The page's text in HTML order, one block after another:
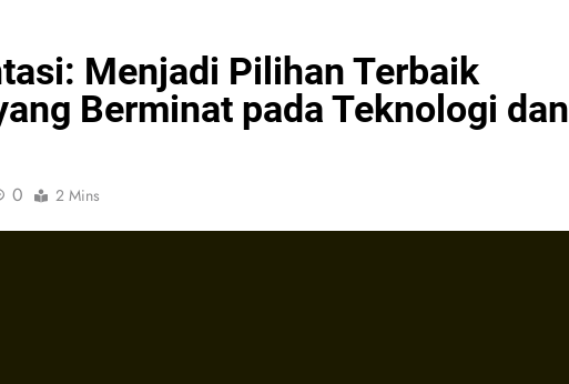
Menjadi Pilihan Terbaik
Berminat pada Teknologi dan
0 2 Mins